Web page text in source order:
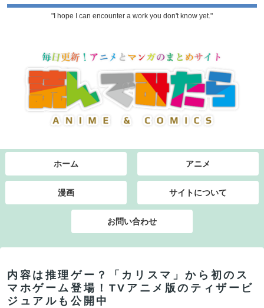
"I hope I can encounter a work you don't know yet."
ホーム アニメ
漫画 サイトについて
お問い合わせ
内容は推理ゲー？「カリスマ」から初のス
マホゲーム登場！TVアニメ版のティザービ
ジュアルも公開中